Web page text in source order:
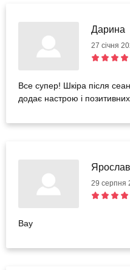
Дарина
27 січня
Все супер! Шкіра після
додає настрою і
Ярослав
29 серпня
Вау